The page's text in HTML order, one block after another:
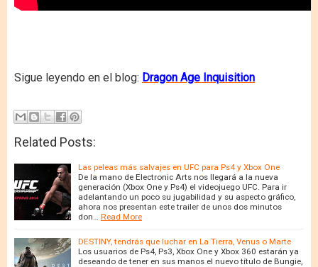
Sigue leyendo en el blog: Dragon Age Inquisition
Related Posts:
Las peleas más salvajes en UFC para Ps4 y Xbox One
De la mano de Electronic Arts nos llegará a la nueva
generación (Xbox One y Ps4) el videojuego UFC. Para ir
adelantando un poco su jugabilidad y su aspecto gráfico,
ahora nos presentan este trailer de unos dos minutos
don…
Read More
DESTINY, tendrás que luchar en La Tierra, Venus o Marte
Los usuarios de Ps4, Ps3, Xbox One y Xbox 360 estarán ya
deseando de tener en sus manos el nuevo título de Bungie,